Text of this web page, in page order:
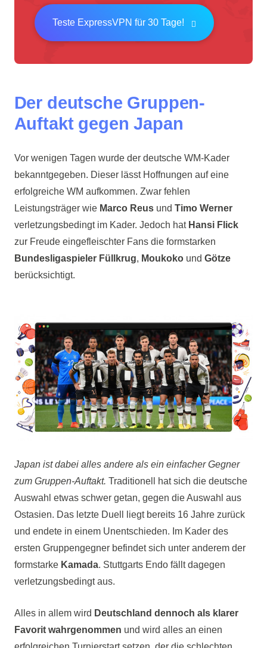
Teste ExpressVPN für 30 Tage!
Der deutsche Gruppen-
Auftakt gegen Japan
Vor wenigen Tagen wurde der deutsche WM-Kader
bekanntgegeben. Dieser lässt Hoffnungen auf eine
erfolgreiche WM aufkommen. Zwar fehlen
Leistungsträger wie Marco Reusund Timo Werner
verletzungsbedingt im Kader. Jedoch hat Hansi Flick
zur Freude eingefleischter Fans die formstarken
Bundesligaspieler Füllkrug, Moukokound Götze
berücksichtigt.
Japan ist dabei alles andere als ein einfacher Gegner
zum Gruppen-Auftakt. Traditionell hat sich die deutsche
Auswahl etwas schwer getan, gegen die Auswahl aus
Ostasien. Das letzte Duell liegt bereits 16 Jahre zurück
und endete in einem Unentschieden. Im Kader des
ersten Gruppengegner befindet sich unter anderem der
formstarke Kamada. Stuttgarts Endo fällt dagegen
verletzungsbedingt aus.
Alles in allem wird Deutschland dennoch als klarer
Favorit wahrgenommen und wird alles an einen